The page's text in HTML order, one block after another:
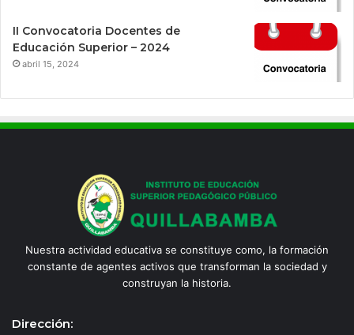
II Convocatoria Docentes de
Educación Superior – 2024
abril 15, 2024
Nuestra actividad educativa se constituye como, la formación
constante de agentes activos que transforman la sociedad y
construyan la historia.
Dirección: